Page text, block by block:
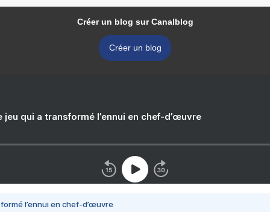
Créer un blog sur Canalblog
Créer un blog
jeu qui a transformé l’ennui en chef-d’œuvre
l’ennui en chef-d’œuvre